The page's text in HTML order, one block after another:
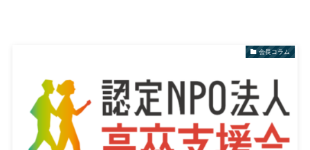
会長コラム